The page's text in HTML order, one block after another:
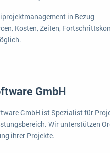
Digitale Arbeitsaufträge in Ihrem ERP- oder
MEHR ÜBER ERP-SOFTWARE
in Bezug
Kosten, Zeiten,
GmbH
GmbH ist Spezialist für
Wir unterstützen
ihrer Projekte.